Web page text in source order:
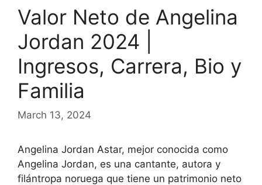
Valor Neto de Angelina
Jordan 2024 |
Ingresos, Carrera, Bio y
Familia
March 13, 2024
Angelina Jordan Astar, mejor conocida como
Angelina Jordan, es una cantante, autora y
filántropa noruega que tiene un patrimonio neto